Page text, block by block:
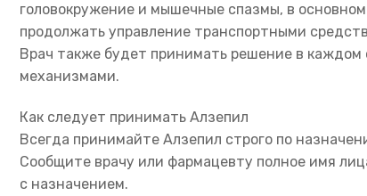
головокружение и мышечные спазмы, в
продолжать управление транспортными
Врач также будет принимать решение в каждом
механизмами.
Как следует принимать Алзепил
Всегда принимайте Алзепил строго по
Сообщите врачу или фармацевту полное имя
с назначением.